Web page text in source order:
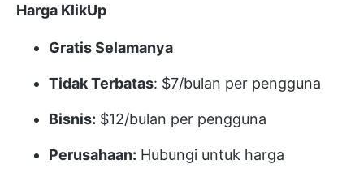
Harga KlikUp
Gratis Selamanya
Tidak Terbatas: $7/bulan per pengguna
Bisnis: $12/bulan per pengguna
Perusahaan: Hubungi untuk harga